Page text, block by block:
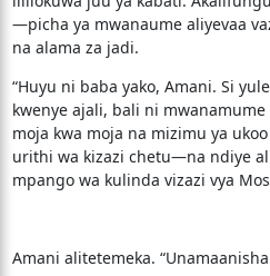
—picha ya mwanaume aliyevaa
na alama za jadi.
“Huyu ni baba yako, Amani. Si
kwenye ajali, bali ni
moja kwa moja na mizimu ya
urithi wa kizazi chetu—na ndiye
mpango wa kulinda vizazi vya
Amani alitetemeka.